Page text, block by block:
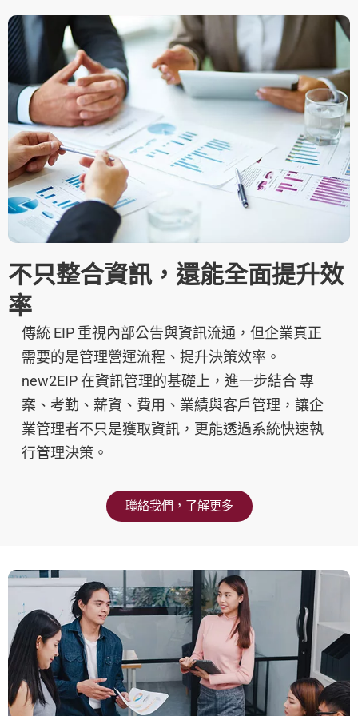
不只整合資訊，還能全面提升效
率
傳統 EIP 重視內部公告與資訊流通，但企業真正
需要的是管理營運流程、提升決策效率。
new2EIP 在資訊管理的基礎上，進一步結合 專
案、考勤、薪資、費用、業績與客戶管理，讓企
業管理者不只是獲取資訊，更能透過系統快速執
行管理決策。
聯絡我們，了解更多